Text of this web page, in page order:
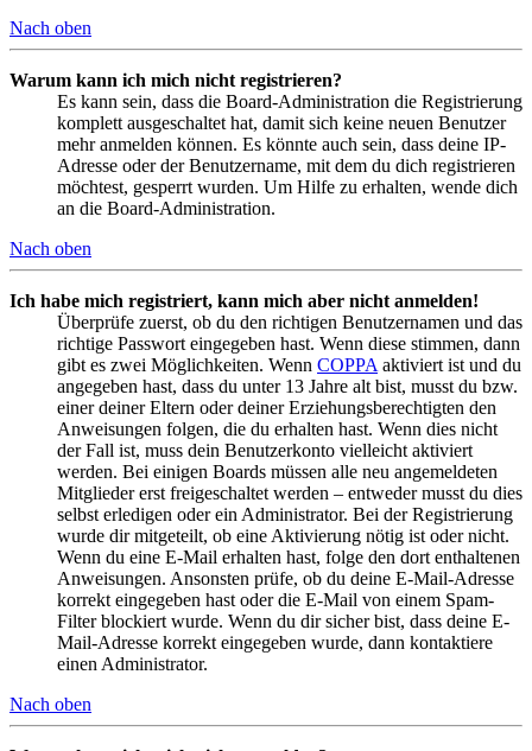
Nach oben
Warum kann ich mich nicht registrieren?
Es kann sein, dass die Board-Administration die Registrierung
komplett ausgeschaltet hat, damit sich keine neuen Benutzer
mehr anmelden können. Es könnte auch sein, dass deine IP-
Adresse oder der Benutzername, mit dem du dich registrieren
möchtest, gesperrt wurden. Um Hilfe zu erhalten, wende dich
an die Board-Administration.
Nach oben
Ich habe mich registriert, kann mich aber nicht anmelden!
Überprüfe zuerst, ob du den richtigen Benutzernamen und das
richtige Passwort eingegeben hast. Wenn diese stimmen, dann
gibt es zwei Möglichkeiten. Wenn COPPA aktiviert ist und du
angegeben hast, dass du unter 13 Jahre alt bist, musst du bzw.
einer deiner Eltern oder deiner Erziehungsberechtigten den
Anweisungen folgen, die du erhalten hast. Wenn dies nicht
der Fall ist, muss dein Benutzerkonto vielleicht aktiviert
werden. Bei einigen Boards müssen alle neu angemeldeten
Mitglieder erst freigeschaltet werden – entweder musst du dies
selbst erledigen oder ein Administrator. Bei der Registrierung
wurde dir mitgeteilt, ob eine Aktivierung nötig ist oder nicht.
Wenn du eine E-Mail erhalten hast, folge den dort enthaltenen
Anweisungen. Ansonsten prüfe, ob du deine E-Mail-Adresse
korrekt eingegeben hast oder die E-Mail von einem Spam-
Filter blockiert wurde. Wenn du dir sicher bist, dass deine E-
Mail-Adresse korrekt eingegeben wurde, dann kontaktiere
einen Administrator.
Nach oben